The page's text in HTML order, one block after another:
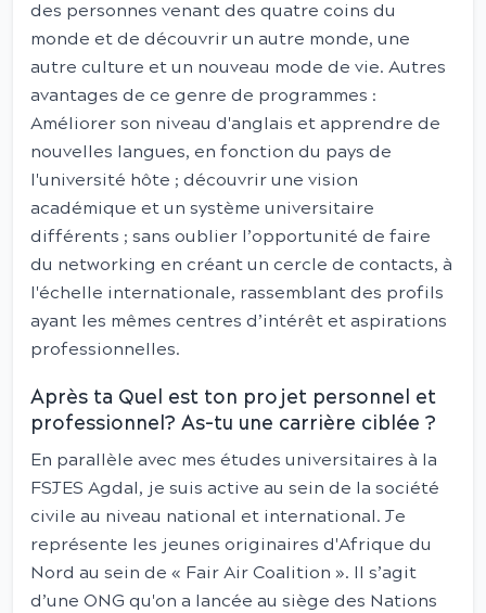
des personnes venant des quatre coins du
monde et de découvrir un autre monde, une
autre culture et un nouveau mode de vie. Autres
avantages de ce genre de programmes :
Améliorer son niveau d'anglais et apprendre de
nouvelles langues, en fonction du pays de
l'université hôte ; découvrir une vision
académique et un système universitaire
différents ; sans oublier l’opportunité de faire
du networking en créant un cercle de contacts, à
l'échelle internationale, rassemblant des profils
ayant les mêmes centres d’intérêt et aspirations
professionnelles.
Après ta Quel est ton projet personnel et
professionnel? As-tu une carrière ciblée ?
En parallèle avec mes études universitaires à la
FSJES Agdal, je suis active au sein de la société
civile au niveau national et international. Je
représente les jeunes originaires d'Afrique du
Nord au sein de « Fair Air Coalition ». Il s’agit
d’une ONG qu'on a lancée au siège des Nations